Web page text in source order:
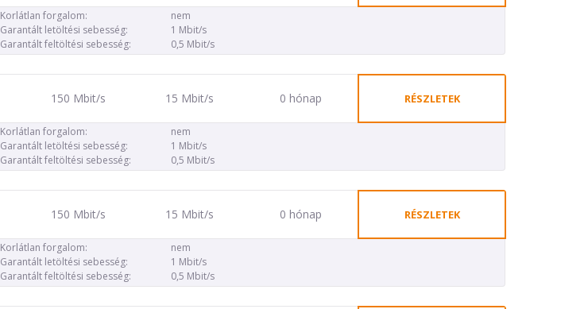
Korlátlan forgalom:
nem
Garantált letöltési sebesség:
1 Mbit/s
Garantált feltöltési sebesség:
0,5 Mbit/s
150 Mbit/s 15 Mbit/s 0 hónap RÉSZLETEK
Korlátlan forgalom:
nem
Garantált letöltési sebesség:
1 Mbit/s
Garantált feltöltési sebesség:
0,5 Mbit/s
150 Mbit/s 15 Mbit/s 0 hónap RÉSZLETEK
Korlátlan forgalom:
nem
Garantált letöltési sebesség:
1 Mbit/s
Garantált feltöltési sebesség:
0,5 Mbit/s